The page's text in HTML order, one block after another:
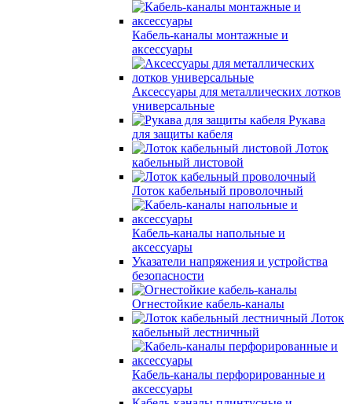
Кабель-каналы монтажные и
аксессуары
Аксессуары для металлических лотков
универсальные
Рукава
для защиты кабеля
Лоток
кабельный листовой
Лоток кабельный проволочный
Кабель-каналы напольные и
аксессуары
Указатели напряжения и устройства
безопасности
Огнестойкие кабель-каналы
Лоток
кабельный лестничный
Кабель-каналы перфорированные и
аксессуары